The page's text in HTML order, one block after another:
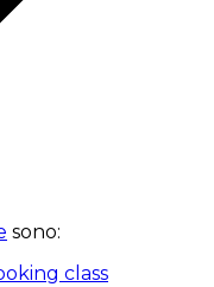
sono:
class